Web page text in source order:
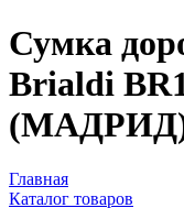
Сумка
Brialdi
Главная
Каталог товаров